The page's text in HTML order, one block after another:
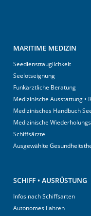
MARITIME MEDIZIN
Seediensttauglichkeit
Seelotseignung
Funkärztliche Beratung
Medizinische Ausstattung •
Medizinisches Handbuch
Medizinische
Schiffsärzte
Ausgewählte
SCHIFF • AUSRÜSTUNG
Infos nach Schiffsarten
Autonomes Fahren